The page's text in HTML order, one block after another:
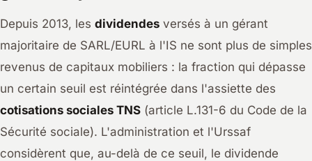
Depuis 2013, les dividendes versés à un gérant
majoritaire de SARL/EURL à l'IS ne sont plus de simples
revenus de capitaux mobiliers : la fraction qui dépasse
un certain seuil est réintégrée dans l'assiette des
cotisations sociales TNS (article L.131-6 du Code de la
Sécurité sociale). L'administration et l'Urssaf
considèrent que, au-delà de ce seuil, le dividende